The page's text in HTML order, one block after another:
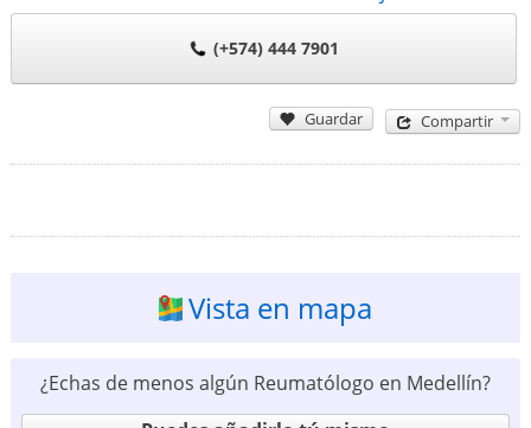
(+574) 444 7901
Guardar Compartir
Vista en mapa
¿Echas de menos algún Reumatólogo en Medellín?